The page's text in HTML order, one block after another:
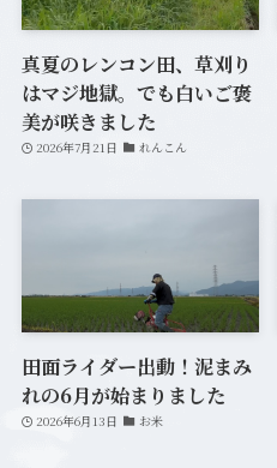
真夏のレンコン田、草刈り
はマジ地獄。でも白いご褒
美が咲きました
2026年7月21日 れんこん
田面ライダー出動！泥まみ
れの6月が始まりました
2026年6月13日 お米